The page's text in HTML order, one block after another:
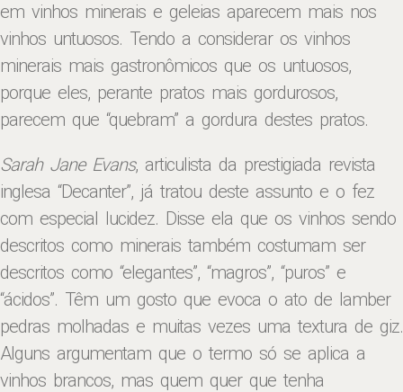
em vinhos minerais e geleias aparecem mais nos
vinhos untuosos. Tendo a considerar os vinhos
minerais mais gastronômicos que os untuosos,
porque eles, perante pratos mais gordurosos,
parecem que “quebram” a gordura destes pratos.
Sarah Jane Evans, articulista da prestigiada revista
inglesa “Decanter”, já tratou deste assunto e o fez
com especial lucidez. Disse ela que os vinhos sendo
descritos como minerais também costumam ser
descritos como “elegantes”, “magros”, “puros” e
“ácidos”. Têm um gosto que evoca o ato de lamber
pedras molhadas e muitas vezes uma textura de giz.
Alguns argumentam que o termo só se aplica a
vinhos brancos, mas quem quer que tenha